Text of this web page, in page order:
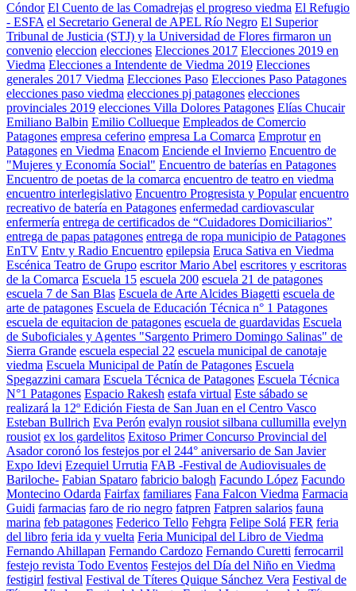
Cóndor El Cuento de las Comadrejas el progreso viedma El Refugio
- ESFA el Secretario General de APEL Río Negro El Superior
Tribunal de Justicia (STJ) y la Universidad de Flores firmaron un
convenio eleccion elecciones Elecciones 2017 Elecciones 2019 en
Viedma Elecciones a Intendente de Viedma 2019 Elecciones
generales 2017 Viedma Elecciones Paso Elecciones Paso Patagones
elecciones paso viedma elecciones pj patagones elecciones
provinciales 2019 elecciones Villa Dolores Patagones Elías Chucair
Emiliano Balbin Emilio Collueque Empleados de Comercio
Patagones empresa ceferino empresa La Comarca Emprotur en
Patagones en Viedma Enacom Enciende el Invierno Encuentro de
"Mujeres y Economía Social" Encuentro de baterías en Patagones
Encuentro de poetas de la comarca encuentro de teatro en viedma
encuentro interlegislativo Encuentro Progresista y Popular encuentro
recreativo de batería en Patagones enfermedad cardiovascular
enfermería entrega de certificados de “Cuidadores Domiciliarios”
entrega de papas patagones entrega de ropa municipio de Patagones
EnTV Entv y Radio Encuentro epilepsia Eruca Sativa en Viedma
Escénica Teatro de Grupo escritor Mario Abel escritores y escritoras
de la Comarca Escuela 15 escuela 200 escuela 21 de patagones
escuela 7 de San Blas Escuela de Arte Alcides Biagetti escuela de
arte de patagones Escuela de Educación Técnica n° 1 Patagones
escuela de equitacion de patagones escuela de guardavidas Escuela
de Suboficiales y Agentes "Sargento Primero Domingo Salinas" de
Sierra Grande escuela especial 22 escuela municipal de canotaje
viedma Escuela Municipal de Patín de Patagones Escuela
Spegazzini camara Escuela Técnica de Patagones Escuela Técnica
N°1 Patagones Espacio Rakesh estafa virtual Este sábado se
realizará la 12º Edición Fiesta de San Juan en el Centro Vasco
Esteban Bullrich Eva Perón evalyn rousiot silbana cullumilla evelyn
rousiot ex los gardelitos Exitoso Primer Concurso Provincial del
Asador coronó los festejos por el 244° aniversario de San Javier
Expo Idevi Ezequiel Urrutia FAB -Festival de Audiovisuales de
Bariloche- Fabian Spataro fabricio balogh Facundo López Facundo
Montecino Odarda Fairfax familiares Fana Falcon Viedma Farmacia
Guidi farmacias faro de rio negro fatpren Fatpren salarios fauna
marina feb patagones Federico Tello Fehgra Felipe Solá FER feria
del libro feria ida y vuelta Feria Municipal del Libro de Viedma
Fernando Ahillapan Fernando Cardozo Fernando Curetti ferrocarril
festejo revista Todo Eventos Festejos del Día del Niño en Viedma
festigirl festival Festival de Títeres Quique Sánchez Vera Festival de